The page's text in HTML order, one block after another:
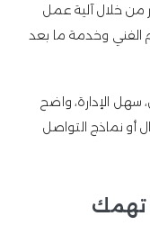
من خلال آلية عمل
الفني وخدمة ما بعد
سهل الإدارة، واضح
أو نماذج التواصل
تهمك